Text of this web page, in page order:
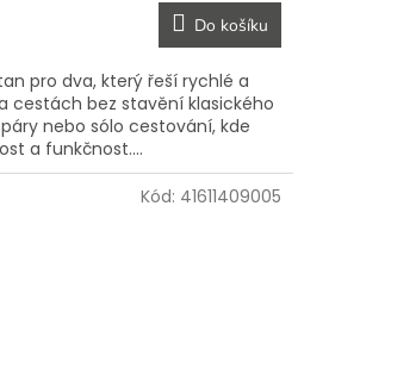
Do košíku
pro dva, který řeší rychlé a
cestách bez stavění klasického
nebo sólo cestování, kde
a funkčnost....
Kód: 41611409005